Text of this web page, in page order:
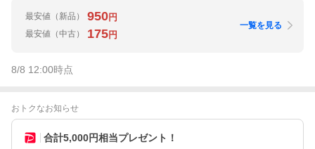
最安値 （新品） 950円
最安値 （中古） 175円
一覧を見る
8/8 12:00時点
おトクなお知らせ
合計5,000円相当プレゼント！